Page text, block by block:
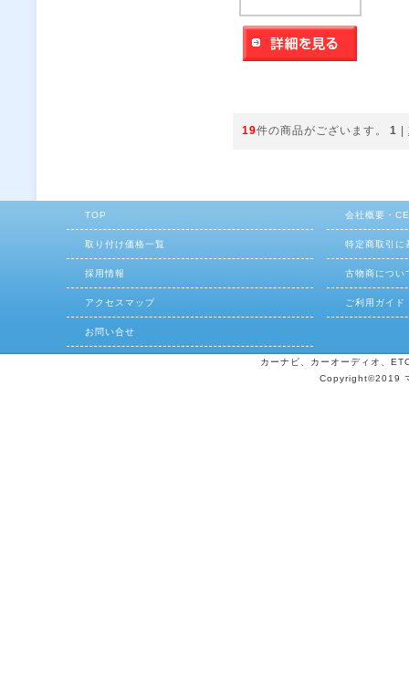
19件の商品がございます。 1 |
TOP 会社概要・
取り付け価格一覧 特定商取引に
採用情報 古物商につい
アクセスマップ ご利用ガイド
お問い合せ
カーナビ、カーオーディオ、
Copyright©2019